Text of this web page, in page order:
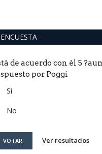
ENCUESTA
de acuerdo con él 5
por Poggi
Si
No
VOTAR Ver resultados